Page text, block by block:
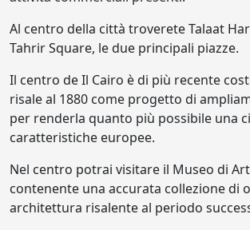
Al centro della città troverete Talaat
Tahrir Square, le due principali piazze.
Il centro de Il Cairo è di più recente
risale al 1880 come progetto di
per renderla quanto più possibile una
caratteristiche europee.
Nel centro potrai visitare il Museo di
contenente una accurata collezione di
architettura risalente al periodo